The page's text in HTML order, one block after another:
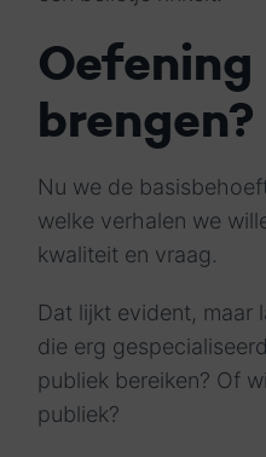
Nu we de
welke verhalen we
kwaliteit en vraag.
Dat lijkt evident, maar
die erg
publiek bereiken? Of
publiek?